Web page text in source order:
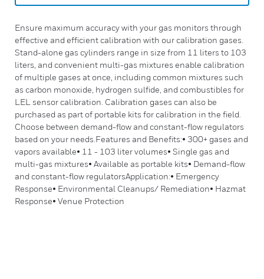
Ensure maximum accuracy with your gas monitors through
effective and efficient calibration with our calibration gases.
Stand-alone gas cylinders range in size from 11 liters to 103
liters, and convenient multi-gas mixtures enable calibration
of multiple gases at once, including common mixtures such
as carbon monoxide, hydrogen sulfide, and combustibles for
LEL sensor calibration. Calibration gases can also be
purchased as part of portable kits for calibration in the field.
Choose between demand-flow and constant-flow regulators
based on your needs.Features and Benefits:• 300+ gases and
vapors available• 11 - 103 liter volumes• Single gas and
multi-gas mixtures• Available as portable kits• Demand-flow
and constant-flow regulatorsApplication:• Emergency
Response• Environmental Cleanups/ Remediation• Hazmat
Response• Venue Protection